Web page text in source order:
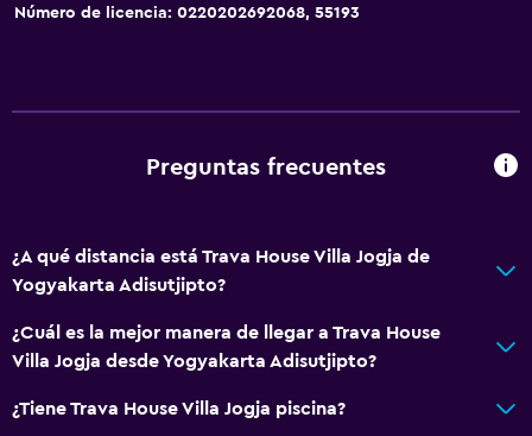
Número de licencia: 0220202692068, 55193
Preguntas frecuentes
¿A qué distancia está Trava House Villa Jogja de
Yogyakarta Adisutjipto?
¿Cuál es la mejor manera de llegar a Trava House
Villa Jogja desde Yogyakarta Adisutjipto?
¿Tiene Trava House Villa Jogja piscina?